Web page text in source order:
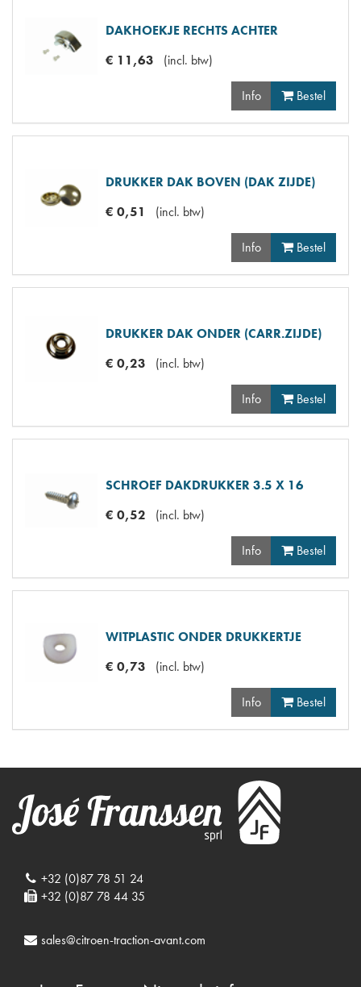
DAKHOEKJE RECHTS ACHTER
€ 11,63 (incl. btw)
Info Bestel
DRUKKER DAK BOVEN (DAK ZIJDE)
€ 0,51 (incl. btw)
Info Bestel
DRUKKER DAK ONDER (CARR.ZIJDE)
€ 0,23 (incl. btw)
Info Bestel
SCHROEF DAKDRUKKER 3.5 X 16
€ 0,52 (incl. btw)
Info Bestel
WITPLASTIC ONDER DRUKKERTJE
€ 0,73 (incl. btw)
Info Bestel
+32 (0)87 78 51 24
+32 (0)87 78 44 35
sales@citroen-traction-avant.com